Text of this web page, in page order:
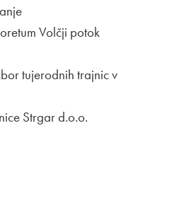
Volčji potok
tujerodnih trajnic v
Strgar d.o.o.